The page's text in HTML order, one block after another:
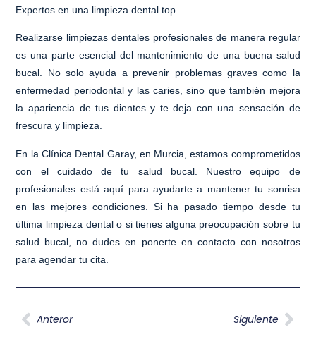
Expertos en una limpieza dental top
Realizarse limpiezas dentales profesionales de manera regular
es una parte esencial del mantenimiento de una buena salud
bucal. No solo ayuda a prevenir problemas graves como la
enfermedad periodontal y las caries, sino que también mejora
la apariencia de tus dientes y te deja con una sensación de
frescura y limpieza.
En la Clínica Dental Garay, en Murcia, estamos comprometidos
con el cuidado de tu salud bucal. Nuestro equipo de
profesionales está aquí para ayudarte a mantener tu sonrisa
en las mejores condiciones. Si ha pasado tiempo desde tu
última limpieza dental o si tienes alguna preocupación sobre tu
salud bucal, no dudes en ponerte en contacto con nosotros
para agendar tu cita.
Anteror Siguiente